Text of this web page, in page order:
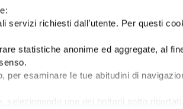
servizi richiesti dall’utente. Per questi
statistiche anonime ed aggregate, al
esaminare le tue abitudini di
selezionando uno dei bottoni sotto riportati.
visioni e soluzioni applicabili ai